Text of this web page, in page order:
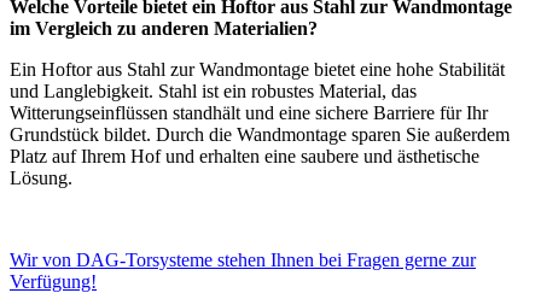
Welche Vorteile bietet ein Hoftor aus Stahl zur Wandmontage
im Vergleich zu anderen Materialien?
Ein Hoftor aus Stahl zur Wandmontage bietet eine hohe Stabilität
und Langlebigkeit. Stahl ist ein robustes Material, das
Witterungseinflüssen standhält und eine sichere Barriere für Ihr
Grundstück bildet. Durch die Wandmontage sparen Sie außerdem
Platz auf Ihrem Hof und erhalten eine saubere und ästhetische
Lösung.
Wir von DAG-Torsysteme stehen Ihnen bei Fragen gerne zur
Verfügung!